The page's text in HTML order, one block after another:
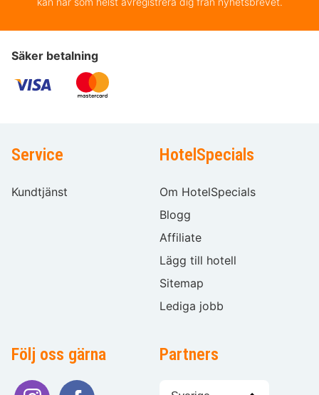
Säker betalning
Service
Kundtjänst
HotelSpecials
Om HotelSpecials
Blogg
Affiliate
Lägg till hotell
Sitemap
Lediga jobb
Följ oss gärna Partners